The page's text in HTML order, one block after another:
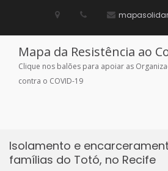
Mapa da Resistência ao
Clique nos balões para apoiar as
contra o COVID-19
Isolamento e
famílias do Totó, no Recife